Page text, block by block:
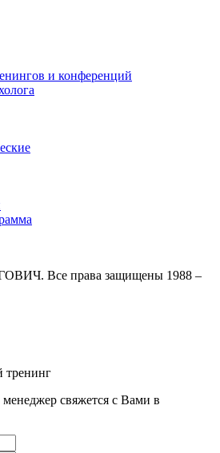
и конференций
Все права защищены 1988 –
тренинг
свяжется с Вами в